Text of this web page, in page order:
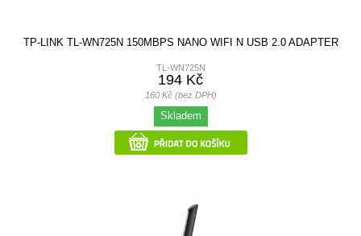
TP-LINK TL-WN725N 150MBPS NANO WIFI N USB 2.0 ADAPTER
TL-WN725N
194 Kč
160 Kč (bez DPH)
Skladem